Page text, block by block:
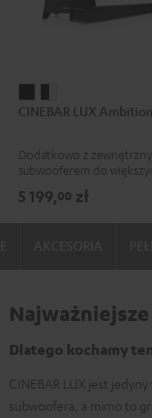
LUX
Black
LUX
Black/White
CINEBAR LUX Ambition
Dodatkowo z
subwooferem do
5 199,00 zł
Dlatego kochamy
CINEBAR LUX jest
subwoofera, a mimo to